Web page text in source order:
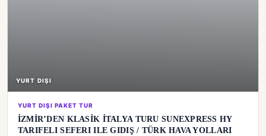
YURT DIŞI
YURT DIŞI PAKET TUR
İZMİR’DEN KLASİK İTALYA TURU SUNEXPRESS HY
TARIFELI SEFERI ILE GIDIŞ / TÜRK HAVA YOLLARI